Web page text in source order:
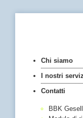
Chi siamo
I nostri
Contatti
BBK